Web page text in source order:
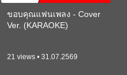
ขอบคุณแฟนเพลง - Cover
Ver. (KARAOKE)
21 views • 31.07.2569